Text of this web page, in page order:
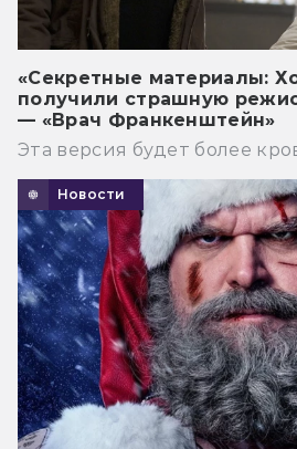
«Секретные материалы:
получили страшную
— «Врач Франкенштейн»
Эта версия будет более
Новости